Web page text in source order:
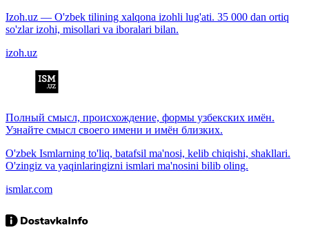
Izoh.uz — O'zbek tilining xalqona izohli lug'ati. 35 000 dan ortiq
so'zlar izohi, misollari va iboralari bilan.
izoh.uz
Полный смысл, происхождение, формы узбекских имён.
Узнайте смысл своего имени и имён близких.
O'zbek Ismlarning to'liq, batafsil ma'nosi, kelib chiqishi, shakllari.
O'zingiz va yaqinlaringizni ismlari ma'nosini bilib oling.
ismlar.com